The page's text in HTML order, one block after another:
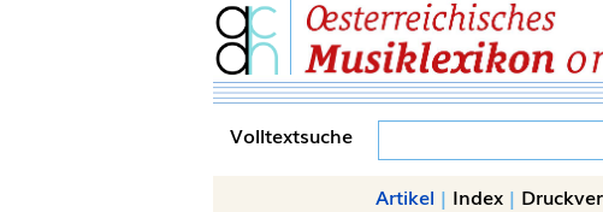
Volltextsuche
Artikel | Index |